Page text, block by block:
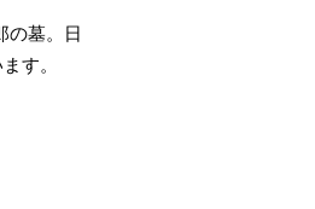
の墓。日
す。